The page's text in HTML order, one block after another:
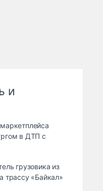
и
в ДТП с
грузовика из
трассу «Байкал»